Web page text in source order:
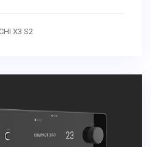
X3 S2